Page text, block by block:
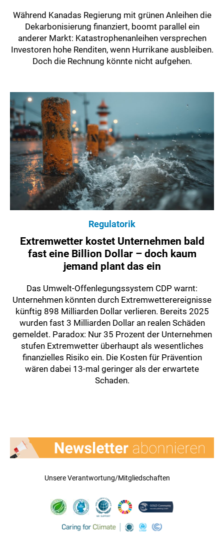
Während Kanadas Regierung mit grünen Anleihen die
Dekarbonisierung finanziert, boomt parallel ein
anderer Markt: Katastrophenanleihen versprechen
Investoren hohe Renditen, wenn Hurrikane ausbleiben.
Doch die Rechnung könnte nicht aufgehen.
Regulatorik
Extremwetter kostet Unternehmen bald
fast eine Billion Dollar – doch kaum
jemand plant das ein
Das Umwelt-Offenlegungssystem CDP warnt:
Unternehmen könnten durch Extremwetterereignisse
künftig 898 Milliarden Dollar verlieren. Bereits 2025
wurden fast 3 Milliarden Dollar an realen Schäden
gemeldet. Paradox: Nur 35 Prozent der Unternehmen
stufen Extremwetter überhaupt als wesentliches
finanzielles Risiko ein. Die Kosten für Prävention
wären dabei 13-mal geringer als der erwartete
Schaden.
Unsere Verantwortung/Mitgliedschaften